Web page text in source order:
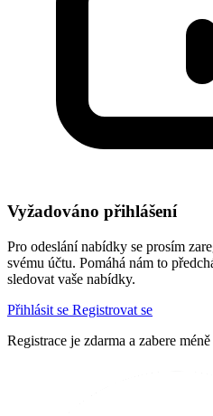
Vyžadováno přihlášení
Pro odeslání nabídky se prosím
svému účtu. Pomáhá nám to
sledovat vaše nabídky.
Přihlásit se Registrovat se
Registrace je zdarma a zabere